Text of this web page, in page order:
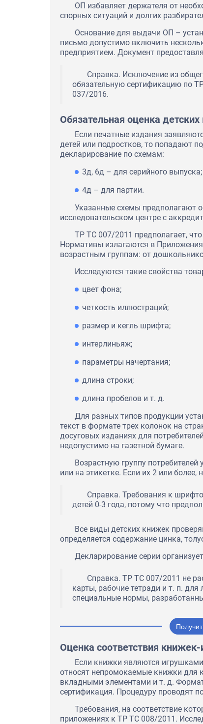
ОП избавляет держателя от
спорных ситуаций и долгих
Основание для выдачи ОП –
письмо допустимо включить
предприятием. Документ
Справка. Исключение из
обязательную сертификацию по
037/2016.
Обязательная оценка детских
Если печатные издания
детей или подростков, то попадают
декларирование по схемам:
3д, 6д – для серийного выпуска;
4д – для партии.
Указанные схемы предполагают
исследовательском центре с
ТР ТС 007/2011 предполагает,
Нормативы излагаются в
возрастным группам: от
Исследуются такие свойства
цвет фона;
четкость иллюстраций;
размер и кегль шрифта;
интерлиньяж;
параметры начертания;
длина строки;
длина пробелов и т. д.
Для разных типов продукции
текст в формате трех колонок на
досуговых изданиях для
недопустимо на газетной бумаге.
Возрастную группу потребителей
или на этикетке. Если их 2 или
Справка. Требования к
детей 0-3 года, потому что
Все виды детских книжек
определяется содержание цинка,
Декларирование серии
Справка. ТР ТС 007/2011 не
карты, рабочие тетради и т. п.
специальные нормы,
Оценка соответствия
Если книжки являются
относят непромокаемые книжки для
вкладными элементами и т. д.
сертификация. Процедуру проводят
Требования, на соответствие
приложениях к ТР ТС 008/2011.